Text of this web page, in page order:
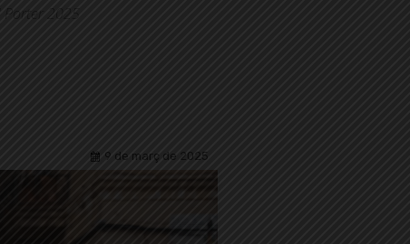
2025
9 de març de 2025